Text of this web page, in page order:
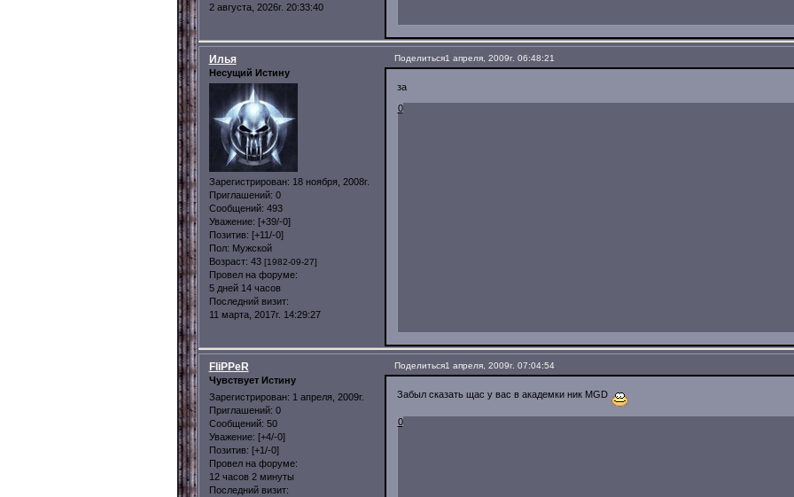
2 августа, 2026г. 20:33:40
Поделиться1 апреля, 2009г. 06:48:21
Илья
Несущий Истину
Зарегистрирован: 18 ноября, 2008г.
Приглашений: 0
Сообщений: 493
Уважение: [+39/-0]
Позитив: [+11/-0]
Пол: Мужской
Возраст: 43 [1982-09-27]
Провел на форуме:
5 дней 14 часов
Последний визит:
11 марта, 2017г. 14:29:27
за
0
Поделиться1 апреля, 2009г. 07:04:54
FliPPeR
Чувствует Истину
Зарегистрирован: 1 апреля, 2009г.
Приглашений: 0
Сообщений: 50
Уважение: [+4/-0]
Позитив: [+1/-0]
Провел на форуме:
12 часов 2 минуты
Последний визит:
Забыл сказать щас у вас в академки ник MGD
0